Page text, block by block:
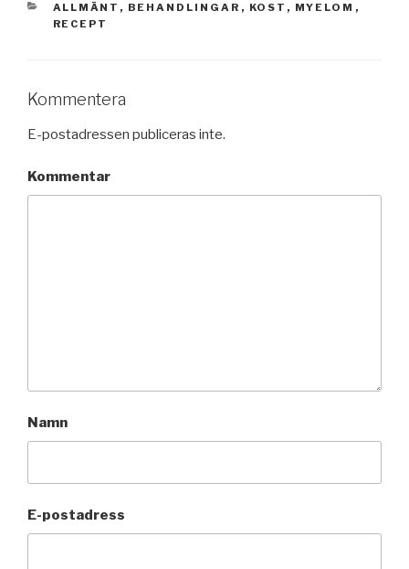
KATEGORIER
ALLMÄNT , BEHANDLINGAR , KOST , MYELOM ,
RECEPT
Kommentera
E-postadressen publiceras inte.
Kommentar
Namn
E-postadress